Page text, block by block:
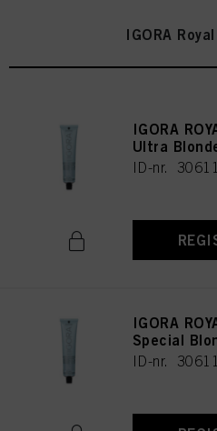
IGORA
IGORA
Ultra
ID-nr.
IGORA
Special
ID-nr.